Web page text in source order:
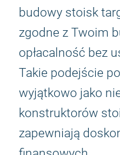
budowy stoisk
zgodne z Twoim
opłacalność bez
Takie podejście
wyjątkowo jako
konstruktorów
zapewniają